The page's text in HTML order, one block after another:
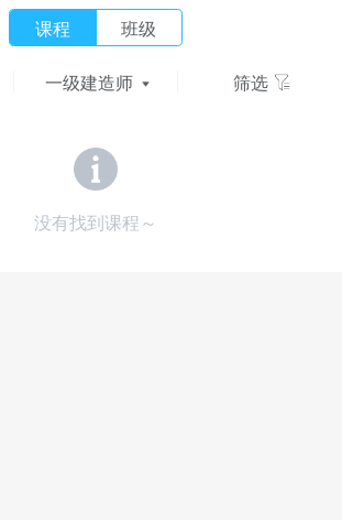
课程 班级
一级建造师 筛选
没有找到课程～